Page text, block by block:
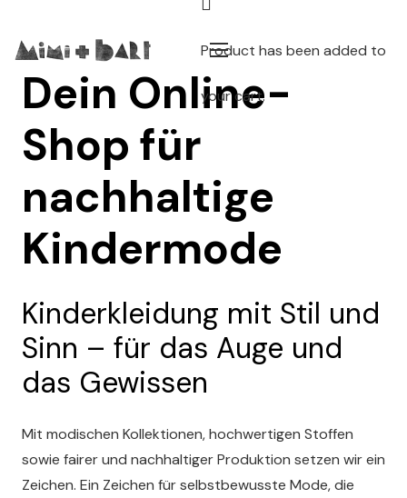
Product has been added to
your cart.
Dein Online-
Shop für
nachhaltige
Kindermode
Kinderkleidung mit Stil und
Sinn – für das Auge und
das Gewissen
Mit modischen Kollektionen, hochwertigen Stoffen
sowie fairer und nachhaltiger Produktion setzen wir ein
Zeichen. Ein Zeichen für selbstbewusste Mode, die